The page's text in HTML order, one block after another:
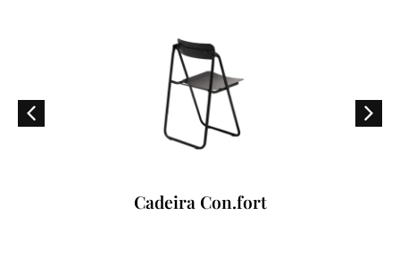
Cadeira Con.fort